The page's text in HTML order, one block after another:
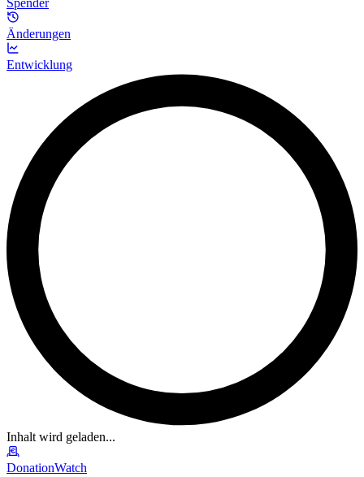
Änderungen
Entwicklung
Inhalt wird geladen...
DonationWatch